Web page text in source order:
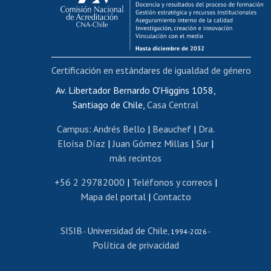
Funcionarias/os
Cursos internos de capacitación
Bienestar del personal
Portal de movilidad interna
Certificado de renta
Certificado de renta honorarios
Editar páginas blancas
Extranjeras/os
Revalidación y reconocimiento de títulos
Postulación al Programa de Movilidad Estudiantil
Cursos de español
Av. Libertador Bernardo O'Higgins 1058,
Santiago de Chile, Casa Central
Campus: Andrés Bello | Beauchef| Dra.
Eloísa Díaz |Juan Gómez Millas | Sur |
más recintos
+56 2 29782000 | Teléfonos y correos |
Mapa del portal| Contacto
SISIB - Universidad de Chile, 1994-2026 -
Política de privacidad
Certificación en estándares de igualdad de género